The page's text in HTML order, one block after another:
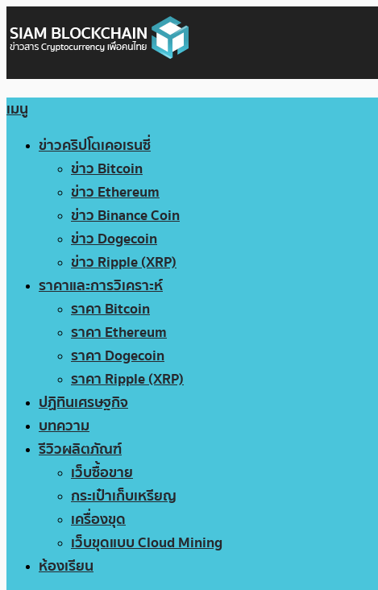
เมนู
ข่าวคริปโตเคอเรนซี่
ข่าว Bitcoin
ข่าว Ethereum
ข่าว Binance Coin
ข่าว Dogecoin
ข่าว Ripple (XRP)
ราคาและการวิเคราะห์
ราคา Bitcoin
ราคา Ethereum
ราคา Dogecoin
ราคา Ripple (XRP)
ปฏิทินเศรษฐกิจ
บทความ
รีวิวผลิตภัณฑ์
เว็บซื้อขาย
กระเป๋าเก็บเหรียญ
เครื่องขุด
เว็บขุดแบบ Cloud Mining
ห้องเรียน